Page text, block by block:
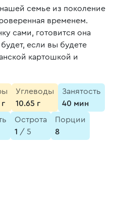
семье из поколение
временем.
сами, готовится она
если вы будете
картошкой и
Углеводы
10.65 г
Занятость
40 мин
Острота
1 / 5
Порции
8